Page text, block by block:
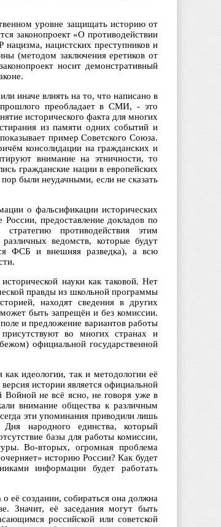
уровне защищать историю от
законопроект «О противодействии
нацистских преступников и
(методом заключения еретиков от
носит демонстративный
иначе влиять на то, что написано в
прошлого преобладает в СМИ, - это
исторического факта для многих
из памяти одних событий и
пример Советского Союза.
консолидации на гражданских и
внимание на этничности, то
гражданские нации в европейских
были неудачными, если не сказать
о фальсификации исторических
предоставление докладов по
противодействия этим
ведомств, которые будут
ФСБ и внешняя разведка), а всю
науки как таковой. Нет
правды из школьной программы
находят сведения в других
быть запрещён и без комиссии.
и предложение вариантов работы
во многих странах и
официальной государственной
идеологии, так и методологии её
истории является официальной
Войной не всё ясно, не говоря уже в
внимание общества к различным
эти упоминания приводили лишь
народного единства, который
базы для работы комиссии,
Во-вторых, огромная проблема
историю России? Как будет
информации будет работать
её создании, собираться она должна
Значит, её заседания могут быть
российской или советской